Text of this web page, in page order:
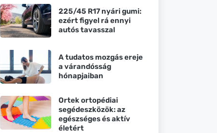
225/45 R17 nyári gumi:
ezért figyel rá ennyi
autós tavasszal
A tudatos mozgás ereje
a várandósság
hónapjaiban
Ortek ortopédiai
segédeszközök: az
egészséges és aktív
életért